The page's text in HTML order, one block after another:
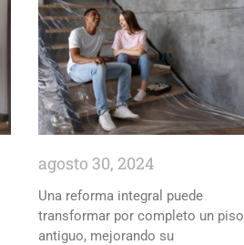
agosto 30, 2024
Una reforma integral puede
transformar por completo un piso
antiguo, mejorando su